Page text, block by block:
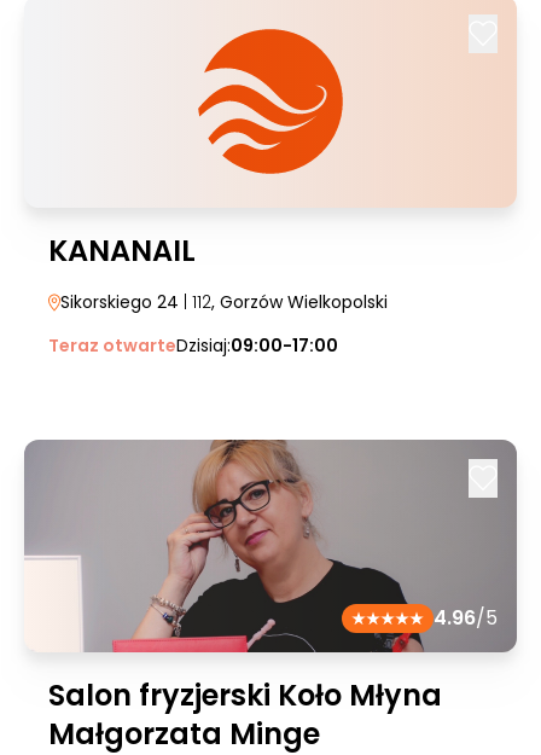
KANANAIL
Sikorskiego 24 | 112, Gorzów Wielkopolski
Teraz otwarteDzisiaj:09:00-17:00
4.96/5
Salon fryzjerski Koło Młyna
Małgorzata Minge